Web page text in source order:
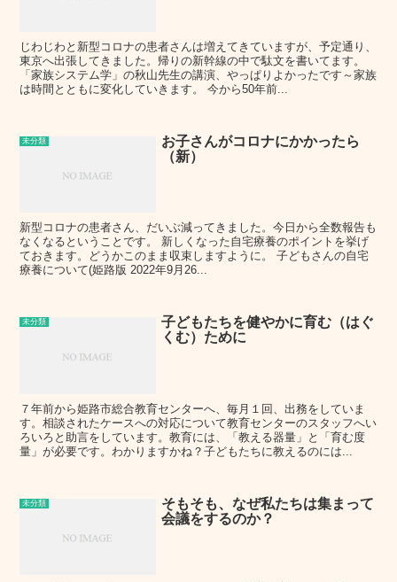
じわじわと新型コロナの患者さんは増えてきていますが、予定通り、
東京へ出張してきました。帰りの新幹線の中で駄文を書いてます。
「家族システム学」の秋山先生の講演、やっぱりよかったです～家族
は時間とともに変化していきます。 今から50年前...
未分類
お子さんがコロナにかかったら
（新）
新型コロナの患者さん、だいぶ減ってきました。今日から全数報告も
なくなるということです。 新しくなった自宅療養のポイントを挙げ
ておきます。どうかこのまま収束しますように。 子どもさんの自宅
療養について(姫路版 2022年9月26...
未分類
子どもたちを健やかに育む（はぐ
くむ）ために
７年前から姫路市総合教育センターへ、毎月１回、出務をしていま
す。相談されたケースへの対応について教育センターのスタッフへい
ろいろと助言をしています。教育には、「教える器量」と「育む度
量」が必要です。わかりますかね？子どもたちに教えるのには...
未分類
そもそも、なぜ私たちは集まって
会議をするのか？